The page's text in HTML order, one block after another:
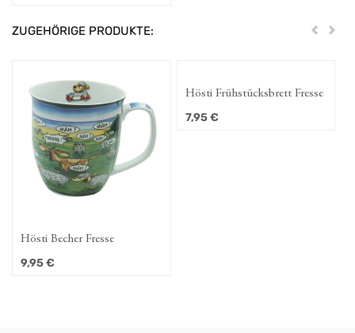
ZUGEHÖRIGE PRODUKTE: Zurück
Hösti Becher Fresse
9,95€
Hösti Frühstücksbrett Fresse
7,95€